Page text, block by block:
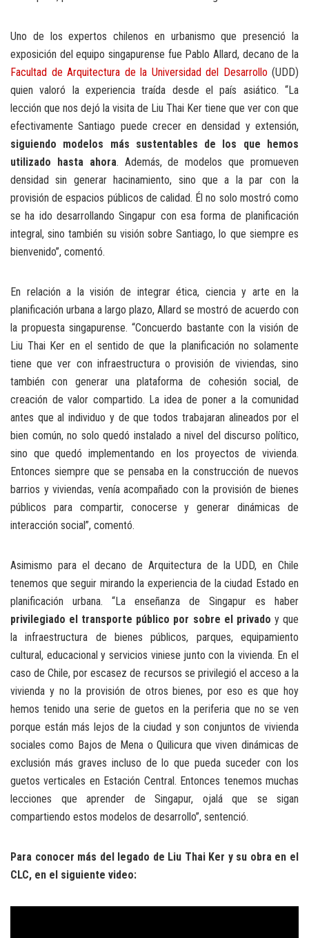
Uno de los expertos chilenos en urbanismo que presenció la
exposición del equipo singapurense fue Pablo Allard, decano de la
Facultad de Arquitectura de la Universidad del Desarrollo (UDD)
quien valoró la experiencia traída desde el país asiático. “La
lección que nos dejó la visita de Liu Thai Ker tiene que ver con que
efectivamente Santiago puede crecer en densidad y extensión,
siguiendo modelos más sustentables de los que hemos
utilizado hasta ahora. Además, de modelos que promueven
densidad sin generar hacinamiento, sino que a la par con la
provisión de espacios públicos de calidad. Él no solo mostró como
se ha ido desarrollando Singapur con esa forma de planificación
integral, sino también su visión sobre Santiago, lo que siempre es
bienvenido”, comentó.
En relación a la visión de integrar ética, ciencia y arte en la
planificación urbana a largo plazo, Allard se mostró de acuerdo con
la propuesta singapurense. “Concuerdo bastante con la visión de
Liu Thai Ker en el sentido de que la planificación no solamente
tiene que ver con infraestructura o provisión de viviendas, sino
también con generar una plataforma de cohesión social, de
creación de valor compartido. La idea de poner a la comunidad
antes que al individuo y de que todos trabajaran alineados por el
bien común, no solo quedó instalado a nivel del discurso político,
sino que quedó implementando en los proyectos de vivienda.
Entonces siempre que se pensaba en la construcción de nuevos
barrios y viviendas, venía acompañado con la provisión de bienes
públicos para compartir, conocerse y generar dinámicas de
interacción social”, comentó.
Asimismo para el decano de Arquitectura de la UDD, en Chile
tenemos que seguir mirando la experiencia de la ciudad Estado en
planificación urbana. “La enseñanza de Singapur es haber
privilegiado el transporte público por sobre el privado y que
la infraestructura de bienes públicos, parques, equipamiento
cultural, educacional y servicios viniese junto con la vivienda. En el
caso de Chile, por escasez de recursos se privilegió el acceso a la
vivienda y no la provisión de otros bienes, por eso es que hoy
hemos tenido una serie de guetos en la periferia que no se ven
porque están más lejos de la ciudad y son conjuntos de vivienda
sociales como Bajos de Mena o Quilicura que viven dinámicas de
exclusión más graves incluso de lo que pueda suceder con los
guetos verticales en Estación Central. Entonces tenemos muchas
lecciones que aprender de Singapur, ojalá que se sigan
compartiendo estos modelos de desarrollo”, sentenció.
Para conocer más del legado de Liu Thai Ker y su obra en el
CLC, en el siguiente video: